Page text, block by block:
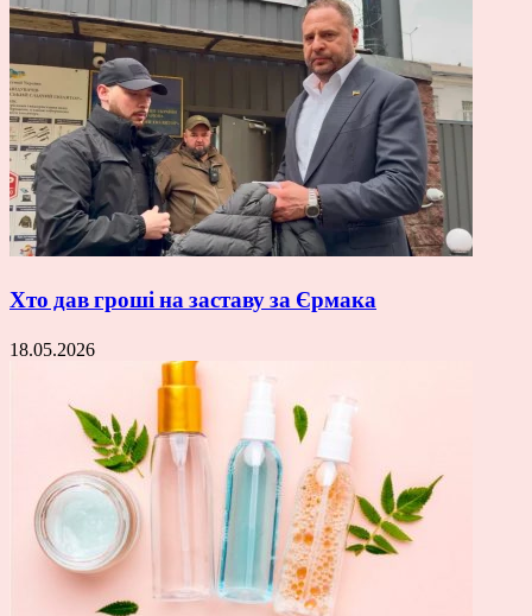
Хто дав гроші на заставу за Єрмака
18.05.2026